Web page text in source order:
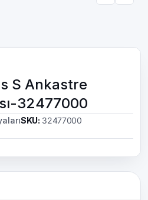
S Ankastre
32477000
SKU: 32477000